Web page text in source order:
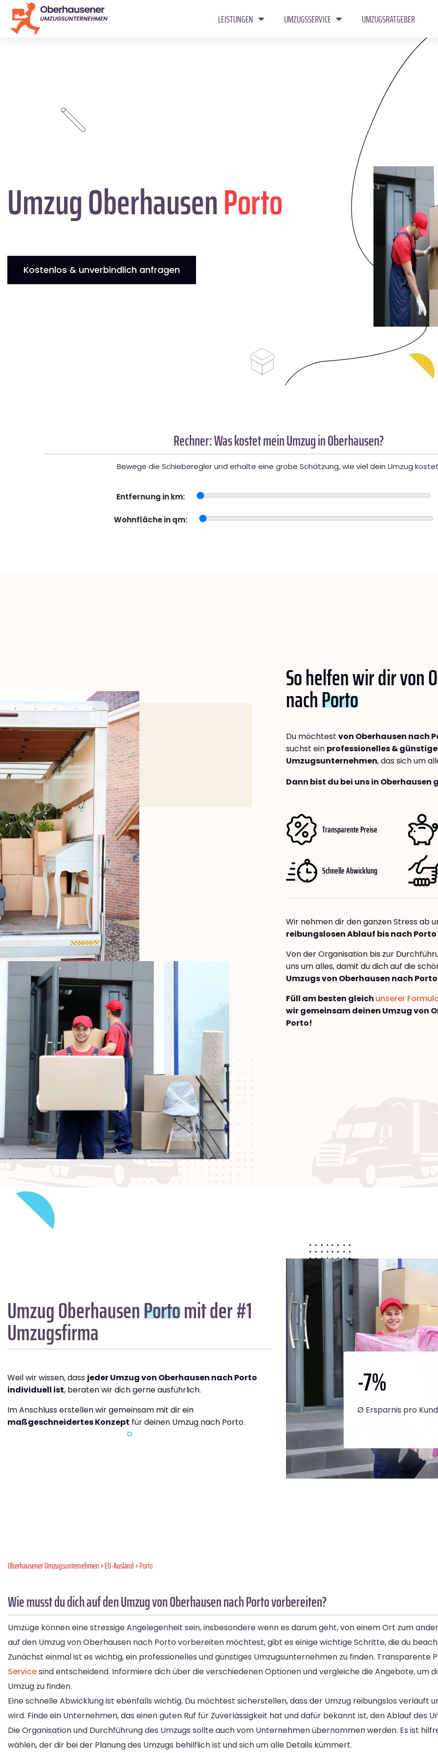
LEISTUNGEN UMZUGSSERVICE UMZUGSRATGEBER
Umzug OberhausenPorto
Kostenlos & unverbindlich anfragen
Rechner: Was kostet mein Umzug in Oberhausen?
Bewege die Schieberegler und erhalte eine grobe Schätzung, wie viel dein Umzug
Entfernung in km:
Wohnfläche in qm:
So helfen wir dir von
nachPorto
Du möchtest von Oberhausen nach
suchst ein professionelles &
Umzugsunternehmen, das sich um
Dann bist du bei uns in
Transparente Preise
Schnelle Abwicklung
Wir nehmen dir den ganzen Stress ab
reibungslosen Ablauf bis nach Porto
Von der Organisation bis zur
uns um alles, damit du dich auf die
Umzugs von Oberhausen nach Porto
Füll am besten gleich unserer
wir gemeinsam deinen Umzug von
Porto!
Umzug OberhausenPortomit der #1
Umzugsfirma
Weil wir wissen, dass jeder Umzug von Oberhausen nach Porto
individuell ist, beraten wir dich gerne ausführlich.
Im Anschluss erstellen wir gemeinsam mit dir ein
maßgeschneidertes Konzept für deinen Umzug nach Porto.
-7%
Ø Ersparnis pro
Oberhausener Umzugsunternehmen»EU-Ausland» Porto
Wie musst du dich auf den Umzug von Oberhausen nach Porto vorbereiten?
Umzüge können eine stressige Angelegenheit sein, insbesondere wenn es darum geht, von einem Ort zum
auf den Umzug von Oberhausen nach Porto vorbereiten möchtest, gibt es einige wichtige Schritte, die du
Zunächst einmal ist es wichtig, ein professionelles und günstiges Umzugsunternehmen zu finden. Transparente
Servicesind entscheidend. Informiere dich über die verschiedenen Optionen und vergleiche die Angebote, um
Umzug zu finden.
Eine schnelle Abwicklung ist ebenfalls wichtig. Du möchtest sicherstellen, dass der Umzug reibungslos verläuft
wird. Finde ein Unternehmen, das einen guten Ruf für Zuverlässigkeit hat und dafür bekannt ist, den Ablauf des
Die Organisation und Durchführung des Umzugs sollte auch vom Unternehmen übernommen werden. Es ist
wählen, der dir bei der Planung des Umzugs behilflich ist und sich um alle Details kümmert.